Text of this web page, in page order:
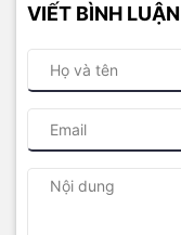
VIẾT BÌNH